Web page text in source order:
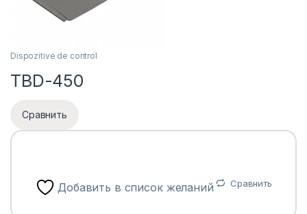
Dispozitive de control
TBD-450
Сравнить
Добавить в список желаний Сравнить